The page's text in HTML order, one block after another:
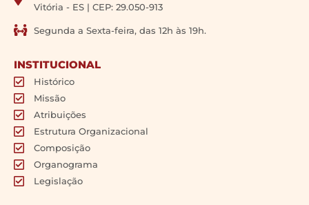
Vitória - ES | CEP: 29.050-913
Segunda a Sexta-feira, das 12h às 19h.
INSTITUCIONAL
Histórico
Missão
Atribuições
Estrutura Organizacional
Composição
Organograma
Legislação